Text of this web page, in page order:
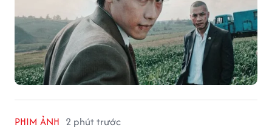
PHIM ẢNH 2 phút trước